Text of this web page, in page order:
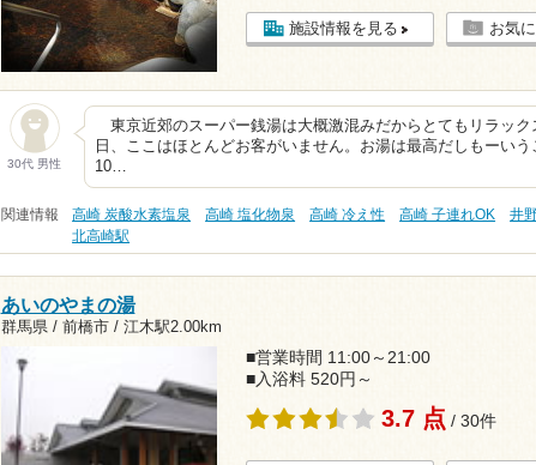
施設情報を見る お気
30代 男性
東京近郊のスーパー銭湯は大概激混みだからとてもリラック
日、ここはほとんどお客がいません。お湯は最高だしもーい
10…
関連情報 高崎 炭酸水素塩泉 高崎 塩化物泉 高崎 冷え性 高崎 子連れOK 井
北高崎駅
あいのやまの湯
群馬県 / 前橋市 / 江木駅2.00km
■営業時間 11:00～21:00
■入浴料 520円～
3.7 点 / 30件